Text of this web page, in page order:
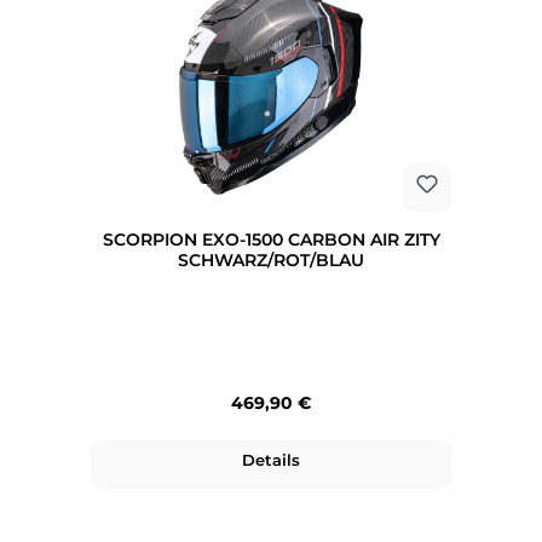
SCORPION EXO-1500 CARBON AIR ZITY
SCHWARZ/ROT/BLAU
Regulärer Preis:
469,90 €
Details